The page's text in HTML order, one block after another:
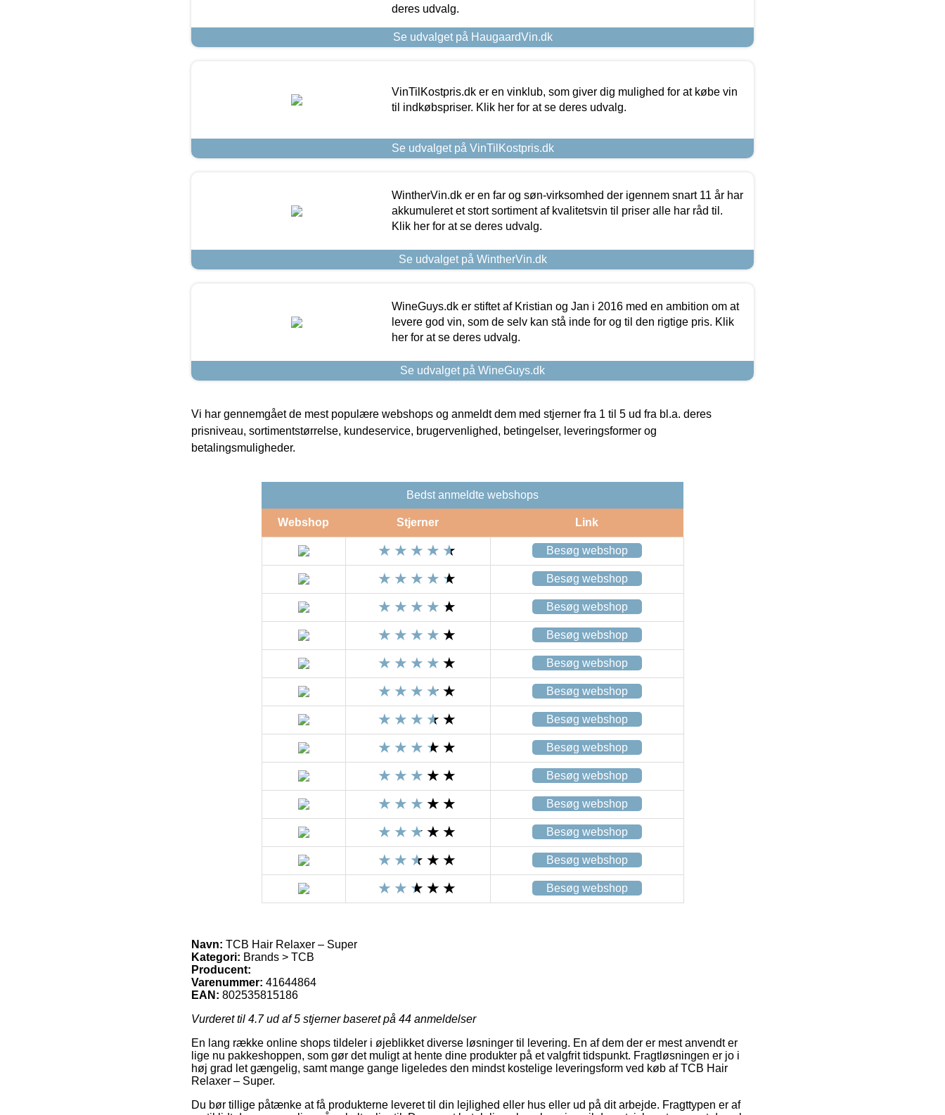
deres udvalg.
Se udvalget på HaugaardVin.dk
VinTilKostpris.dk er en vinklub, som giver dig mulighed for at købe vin
til indkøbspriser. Klik her for at se deres udvalg.
Se udvalget på VinTilKostpris.dk
WintherVin.dk er en far og søn-virksomhed der igennem snart 11 år har
akkumuleret et stort sortiment af kvalitetsvin til priser alle har råd til.
Klik her for at se deres udvalg.
Se udvalget på WintherVin.dk
WineGuys.dk er stiftet af Kristian og Jan i 2016 med en ambition om at
levere god vin, som de selv kan stå inde for og til den rigtige pris. Klik
her for at se deres udvalg.
Se udvalget på WineGuys.dk
Vi har gennemgået de mest populære webshops og anmeldt dem med stjerner fra 1 til 5 ud fra bl.a. deres
prisniveau, sortimentstørrelse, kundeservice, brugervenlighed, betingelser, leveringsformer og
betalingsmuligheder.
Bedst anmeldte webshops
Webshop Stjerner Link
Besøg webshop
Besøg webshop
Besøg webshop
Besøg webshop
Besøg webshop
Besøg webshop
Besøg webshop
Besøg webshop
Besøg webshop
Besøg webshop
Besøg webshop
Besøg webshop
Besøg webshop
Navn: TCB Hair Relaxer – Super
Kategori: Brands > TCB
Producent:
Varenummer: 41644864
EAN: 802535815186
Vurderet til 4.7ud af 5 stjerner baseret på 44 anmeldelser
En lang række online shops tildeler i øjeblikket diverse løsninger til levering. En af dem der er mest anvendt er
lige nu pakkeshoppen, som gør det muligt at hente dine produkter på et valgfrit tidspunkt. Fragtløsningen er jo i
høj grad let gængelig, samt mange gange ligeledes den mindst kostelige leveringsform ved køb af TCB Hair
Relaxer – Super.
Du bør tillige påtænke at få produkterne leveret til din lejlighed eller hus eller ud på dit arbejde. Fragttypen er af